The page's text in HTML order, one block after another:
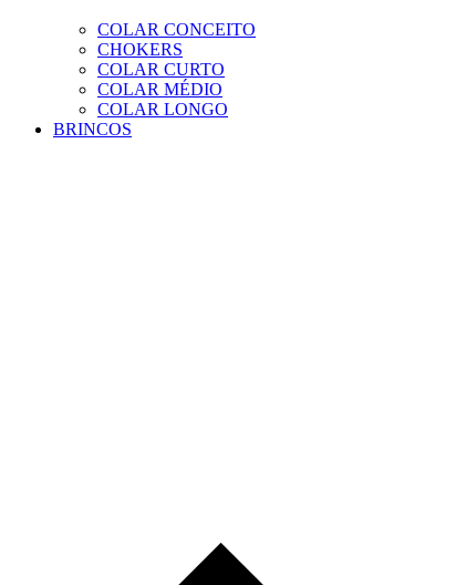
COLAR CONCEITO
CHOKERS
COLAR CURTO
COLAR MÉDIO
COLAR LONGO
BRINCOS